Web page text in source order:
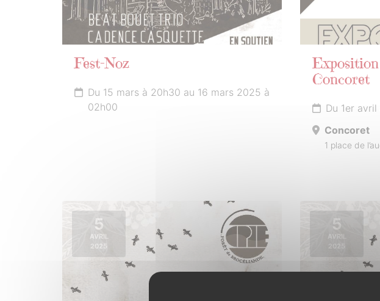
Fest-Noz
Du 15 mars à 20h30 au 16 mars 2025 à
02h00
Exposition
Concoret
Du 1er
Concoret
1 place de
5
AVRIL
2025
5
AVRIL
2025